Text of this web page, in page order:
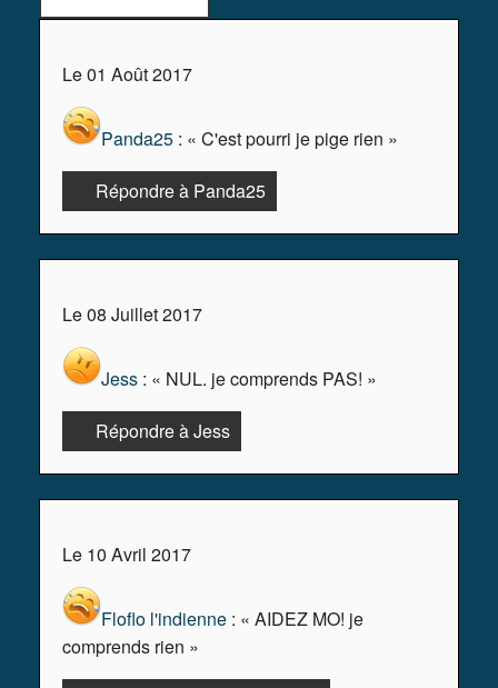
Le 01 Août 2017
Panda25 : « C'est pourri je pige rien »
Répondre à Panda25
Le 08 Juillet 2017
Jess : « NUL. je comprends PAS! »
Répondre à Jess
Le 10 Avril 2017
Floflo l'indienne : « AIDEZ MO! je
comprends rien »